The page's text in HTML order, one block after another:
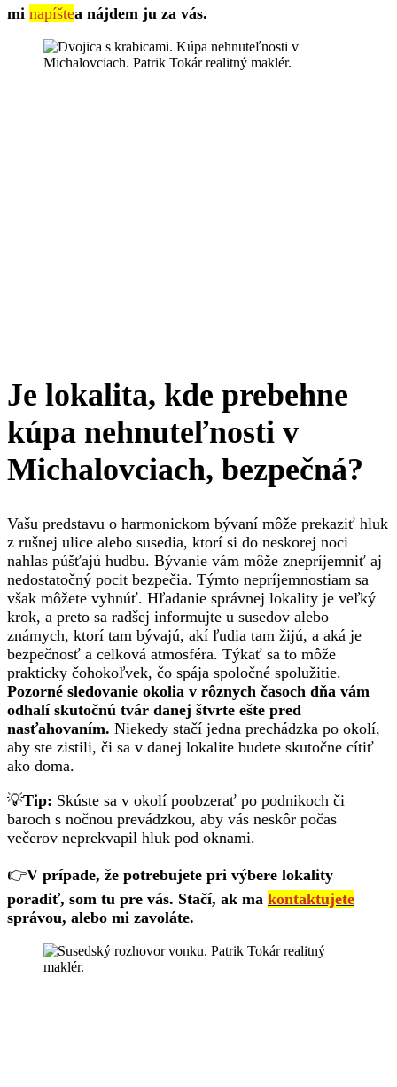
mi napíštea nájdem ju za vás.
Je lokalita, kde prebehne
kúpa nehnuteľnosti v
Michalovciach, bezpečná?
Vašu predstavu o harmonickom bývaní môže prekaziť hluk
z rušnej ulice alebo susedia, ktorí si do neskorej noci
nahlas púšťajú hudbu. Bývanie vám môže znepríjemniť aj
nedostatočný pocit bezpečia. Týmto nepríjemnostiam sa
však môžete vyhnúť. Hľadanie správnej lokality je veľký
krok, a preto sa radšej informujte u susedov alebo
známych, ktorí tam bývajú, akí ľudia tam žijú, a aká je
bezpečnosť a celková atmosféra. Týkať sa to môže
prakticky čohokoľvek, čo spája spoločné spolužitie.
Pozorné sledovanie okolia v rôznych časoch dňa vám
odhalí skutočnú tvár danej štvrte ešte pred
nasťahovaním. Niekedy stačí jedna prechádzka po okolí,
aby ste zistili, či sa v danej lokalite budete skutočne cítiť
ako doma.
💡Tip: Skúste sa v okolí poobzerať po podnikoch či
baroch s nočnou prevádzkou, aby vás neskôr počas
večerov neprekvapil hluk pod oknami.
👉V prípade, že potrebujete pri výbere lokality
poradiť, som tu pre vás. Stačí, ak ma kontaktujete
správou, alebo mi zavoláte.